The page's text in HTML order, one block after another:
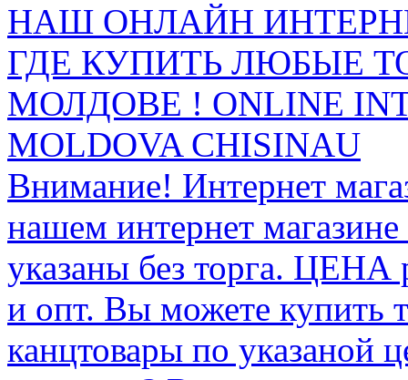
НАШ ОНЛАЙН
ГДЕ КУПИТЬ ЛЮБЫЕ
МОЛДОВЕ ! ONLINE
MOLDOVA CHISINAU
Внимание! Интернет
нашем интернет
указаны без торга.
и опт. Вы можете купить
канцтовары по указаной